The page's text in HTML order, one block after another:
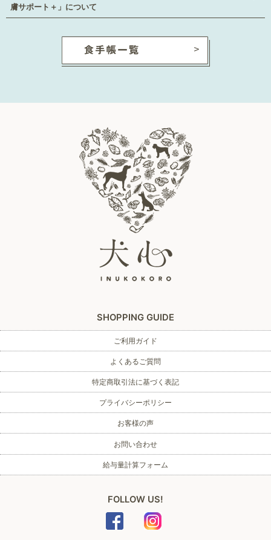
膚サポート＋」について
SHOPPING GUIDE
ご利用ガイド
よくあるご質問
特定商取引法に基づく表記
プライバシーポリシー
お客様の声
お問い合わせ
給与量計算フォーム
FOLLOW US!